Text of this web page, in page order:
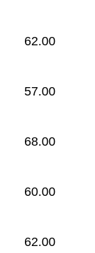
62.00
57.00
68.00
60.00
62.00